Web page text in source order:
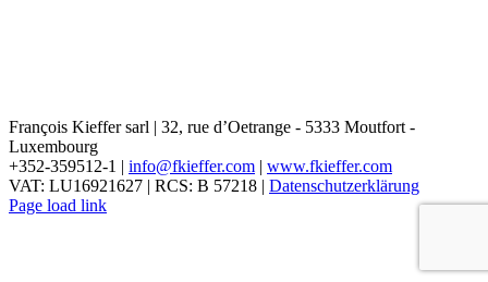
François Kieffer sarl | 32, rue d’Oetrange - 5333 Moutfort -
Luxembourg
+352-359512-1 | info@fkieffer.com | www.fkieffer.com
VAT: LU16921627 | RCS: B 57218 | Datenschutzerklärung
Page load link